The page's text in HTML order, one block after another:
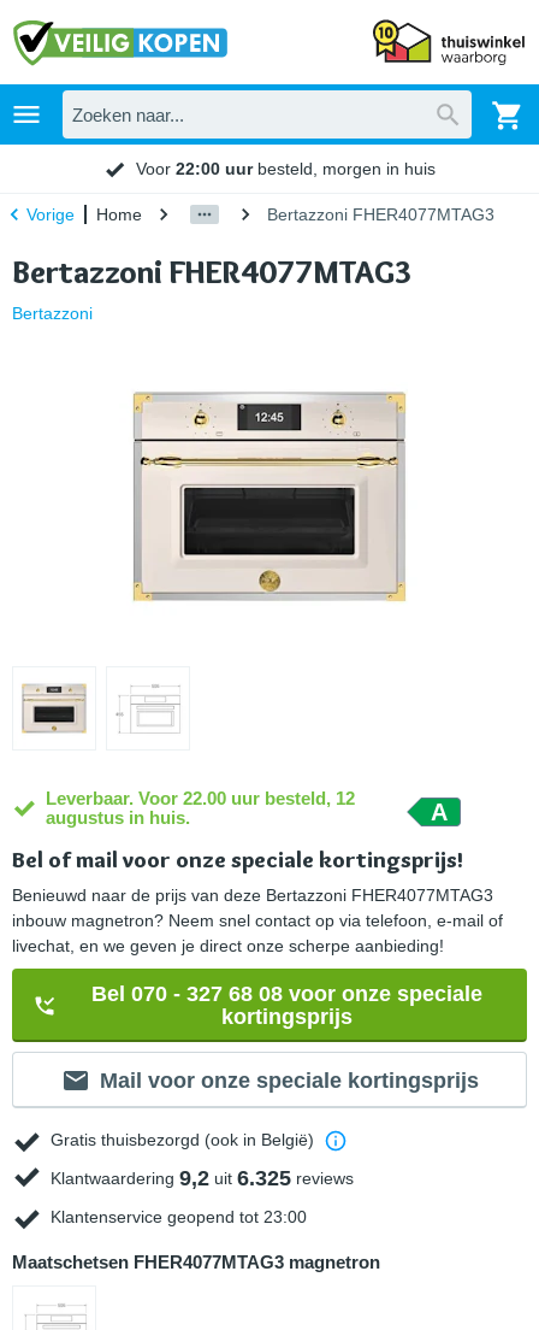
Voor 22:00 uurbesteld, morgen in huis
Vorige Home Bertazzoni FHER4077MTAG3
Bertazzoni FHER4077MTAG3
Bertazzoni
Leverbaar. Voor 22.00 uur besteld, 12
augustus in huis.
A
Bel of mail voor onze speciale kortingsprijs!
Benieuwd naar de prijs van deze Bertazzoni FHER4077MTAG3
inbouw magnetron? Neem snel contact op via telefoon, e-mail of
livechat, en we geven je direct onze scherpe aanbieding!
Bel 070 - 327 68 08 voor onze speciale
kortingsprijs
Mail voor onze speciale kortingsprijs
Gratis thuisbezorgd (ook in België)
Klantwaardering 9,2 uit 6.325 reviews
Klantenservice geopend tot 23:00
Maatschetsen FHER4077MTAG3 magnetron